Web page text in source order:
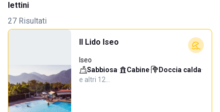
lettini
27 Risultati
Il Lido Iseo
Iseo
Sabbiosa· Cabine· Doccia calda·
e altri 12…